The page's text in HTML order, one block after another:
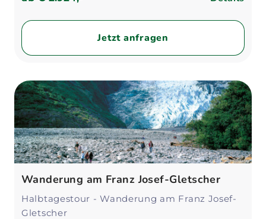
Jetzt anfragen
Wanderung am Franz Josef-Gletscher
Halbtagestour - Wanderung am Franz Josef-
Gletscher